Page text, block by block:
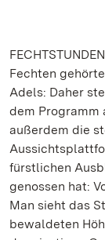
Fechten
Adels: Daher
dem Programm
außerdem die
fürstlichen
genossen hat:
Man sieht das
bewaldeten